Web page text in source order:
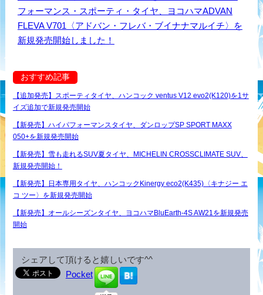
フォーマンス・スポーティ・タイヤ、ヨコハマADVAN
FLEVA V701〈アドバン・フレバ・ブイナナマルイチ〉を
新規発売開始しました！
おすすめ記事
【追加発売】スポーティタイヤ、ハンコック ventus V12 evo2(K120)を1サ
イズ追加で新規発売開始
【新発売】ハイパフォーマンスタイヤ、ダンロップSP SPORT MAXX
050+を新規発売開始
【新発売】雪も走れるSUV夏タイヤ、MICHELIN CROSSCLIMATE SUV、
新規発売開始！
【新発売】日本専用タイヤ、ハンコックKinergy eco2(K435)〈キナジー エ
コ ツー〉を新規発売開始
【新発売】オールシーズンタイヤ、ヨコハマBluEarth-4S AW21を新規発売
開始
シェアして頂けると嬉しいです^^
Pocket